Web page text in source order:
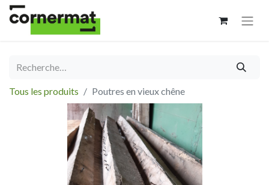
Tous les produits Poutres en vieux chêne